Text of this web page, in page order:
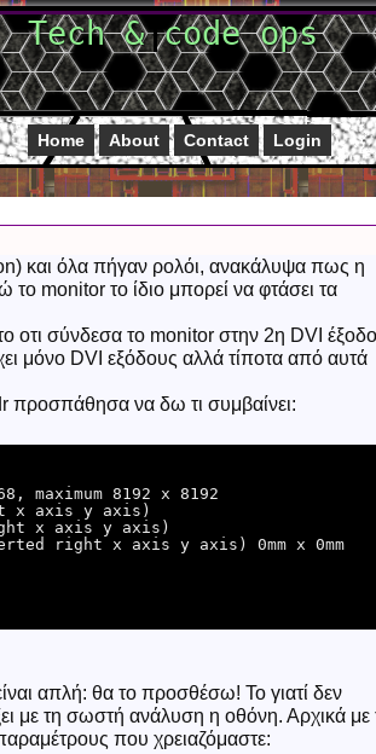
Tech & code ops
Home About Contact Login
και όλα πήγαν ρολόι, ανακάλυψα πως η
monitor το ίδιο μπορεί να φτάσει τα
οτι σύνδεσα το monitor στην 2η DVI έξοδο
μόνο DVI εξόδους αλλά τίποτα από αυτά
να δω τι συμβαίνει:
maximum 8192 x 8192
x axis y axis)
x axis y axis)
right x axis y axis) 0mm x 0mm
απλή: θα το προσθέσω! Το γιατί δεν
με τη σωστή ανάλυση η οθόνη. Αρχικά με
που χρειαζόμαστε: